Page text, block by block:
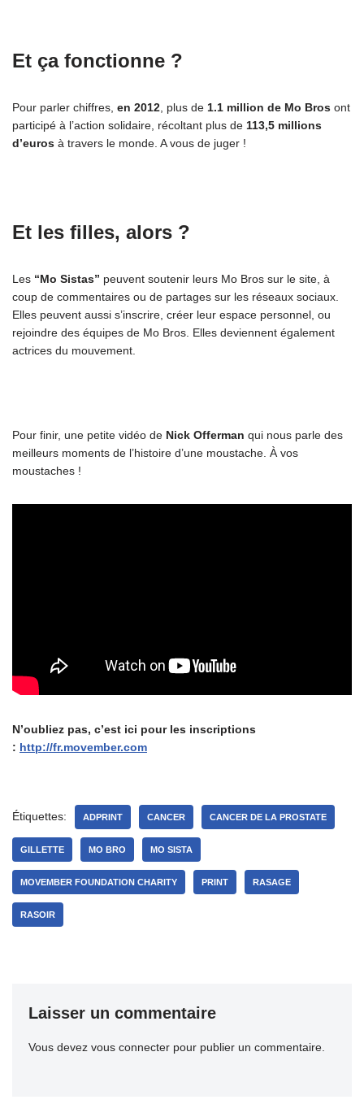
Et ça fonctionne ?
Pour parler chiffres, en 2012, plus de 1.1 million de Mo Bros ont
participé à l’action solidaire, récoltant plus de 113,5 millions
d’euros à travers le monde. A vous de juger !
Et les filles, alors ?
Les “Mo Sistas” peuvent soutenir leurs Mo Bros sur le site, à
coup de commentaires ou de partages sur les réseaux sociaux.
Elles peuvent aussi s’inscrire, créer leur espace personnel, ou
rejoindre des équipes de Mo Bros. Elles deviennent également
actrices du mouvement.
Pour finir, une petite vidéo de Nick Offerman qui nous parle des
meilleurs moments de l’histoire d’une moustache. À vos
moustaches !
N’oubliez pas, c’est ici pour les inscriptions
: http://fr.movember.com
Étiquettes: ADPRINT CANCER CANCER DE LA PROSTATE
GILLETTE MO BRO MO SISTA
MOVEMBER FOUNDATION CHARITY PRINT RASAGE
RASOIR
Laisser un commentaire
Vous devez vous connecter pour publier un commentaire.